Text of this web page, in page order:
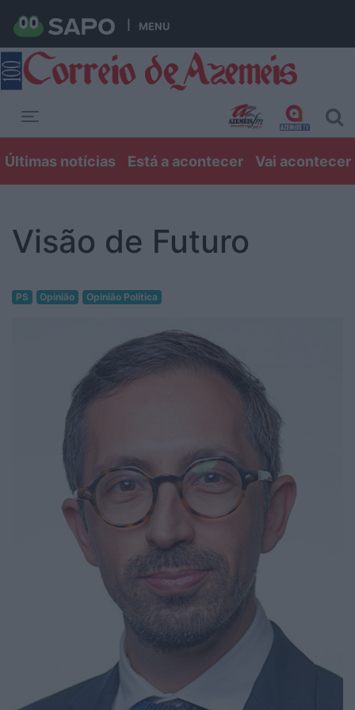
MENU
Últimas notícias Está a acontecer Vai acontecer
Visão de Futuro
PS Opinião Opinião Política